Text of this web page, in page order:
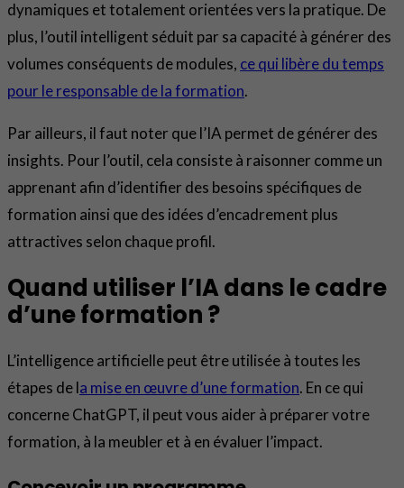
dynamiques et totalement orientées vers la pratique. De
plus, l’outil intelligent séduit par sa capacité à générer des
volumes conséquents de modules, ce qui libère du temps
pour le responsable de la formation.
Par ailleurs, il faut noter que l’IA permet de générer des
insights. Pour l’outil, cela consiste à raisonner comme un
apprenant afin d’identifier des besoins spécifiques de
formation ainsi que des idées d’encadrement plus
attractives selon chaque profil.
Quand utiliser l’IA dans le cadre
d’une formation ?
L’intelligence artificielle peut être utilisée à toutes les
étapes de la mise en œuvre d’une formation. En ce qui
concerne ChatGPT, il peut vous aider à préparer votre
formation, à la meubler et à en évaluer l’impact.